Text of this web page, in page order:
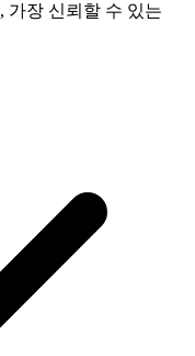
가장 신뢰할 수 있는